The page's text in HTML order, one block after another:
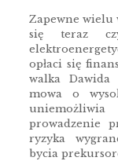
Zapewne wielu
się teraz
opłaci się
walka
mowa o
prowadzenie
ryzyka
bycia